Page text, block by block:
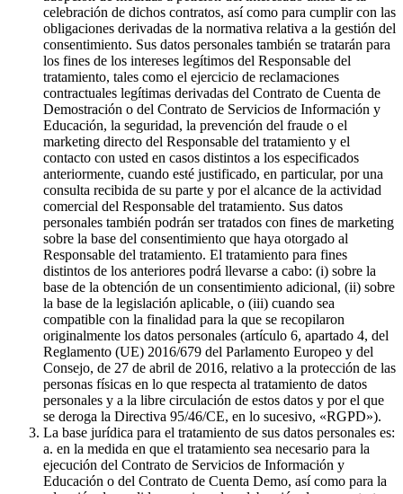
celebración de dichos contratos, así como para cumplir con las
obligaciones derivadas de la normativa relativa a la gestión del
consentimiento. Sus datos personales también se tratarán para
los fines de los intereses legítimos del Responsable del
tratamiento, tales como el ejercicio de reclamaciones
contractuales legítimas derivadas del Contrato de Cuenta de
Demostración o del Contrato de Servicios de Información y
Educación, la seguridad, la prevención del fraude o el
marketing directo del Responsable del tratamiento y el
contacto con usted en casos distintos a los especificados
anteriormente, cuando esté justificado, en particular, por una
consulta recibida de su parte y por el alcance de la actividad
comercial del Responsable del tratamiento. Sus datos
personales también podrán ser tratados con fines de marketing
sobre la base del consentimiento que haya otorgado al
Responsable del tratamiento. El tratamiento para fines
distintos de los anteriores podrá llevarse a cabo: (i) sobre la
base de la obtención de un consentimiento adicional, (ii) sobre
la base de la legislación aplicable, o (iii) cuando sea
compatible con la finalidad para la que se recopilaron
originalmente los datos personales (artículo 6, apartado 4, del
Reglamento (UE) 2016/679 del Parlamento Europeo y del
Consejo, de 27 de abril de 2016, relativo a la protección de las
personas físicas en lo que respecta al tratamiento de datos
personales y a la libre circulación de estos datos y por el que
se deroga la Directiva 95/46/CE, en lo sucesivo, «RGPD»).
La base jurídica para el tratamiento de sus datos personales es:
a. en la medida en que el tratamiento sea necesario para la
ejecución del Contrato de Servicios de Información y
Educación o del Contrato de Cuenta Demo, así como para la